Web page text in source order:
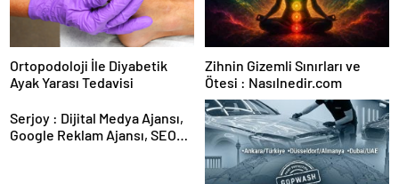
Ortopodoloji İle Diyabetik
Ayak Yarası Tedavisi
Zihnin Gizemli Sınırları ve
Ötesi : Nasılnedir.com
Serjoy : Dijital Medya Ajansı,
Google Reklam Ajansı, SEO